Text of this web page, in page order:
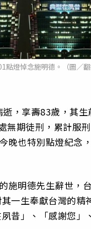
點燈悼念施明德。（圖／翻
，享壽83歲，其
無期徒刑，累計服
晚也特別點燈紀念
施明德先生辭世，
一生奉獻台灣的
昔」、「感謝您」